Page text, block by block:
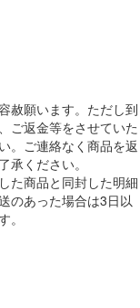
赦願います。ただし到
ご返金等をさせていた
。ご連絡なく商品を返
ください。
た商品と同封した明細
のあった場合は3日以